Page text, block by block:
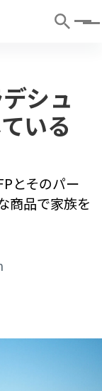
Menu
シュ
いる
とそのパー
商品で家族を